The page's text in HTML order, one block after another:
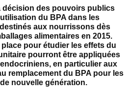
décision des pouvoirs publics
du BPA dans les
aux nourrissons dès
alimentaires en 2015.
pour étudier les effets du
pourront être appliquées
en particulier aux
remplacement du BPA pour les
nouvelle génération.